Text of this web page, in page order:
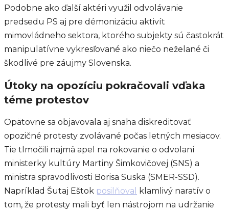
Podobne ako ďalší aktéri využil odvolávanie
predsedu PS aj pre démonizáciu aktivít
mimovládneho sektora, ktorého subjekty sú častokrát
manipulatívne vykresľované ako niečo neželané či
škodlivé pre záujmy Slovenska.
Útoky na opozíciu pokračovali vďaka
téme protestov
Opätovne sa objavovala aj snaha diskreditovať
opozičné protesty zvolávané počas letných mesiacov.
Tie tlmočili najmä apel na rokovanie o odvolaní
ministerky kultúry Martiny Šimkovičovej (SNS) a
ministra spravodlivosti Borisa Suska (SMER-SSD).
Napríklad Šutaj Eštok posilňoval
klamlivý naratív o
tom, že protesty mali byť len nástrojom na udržanie